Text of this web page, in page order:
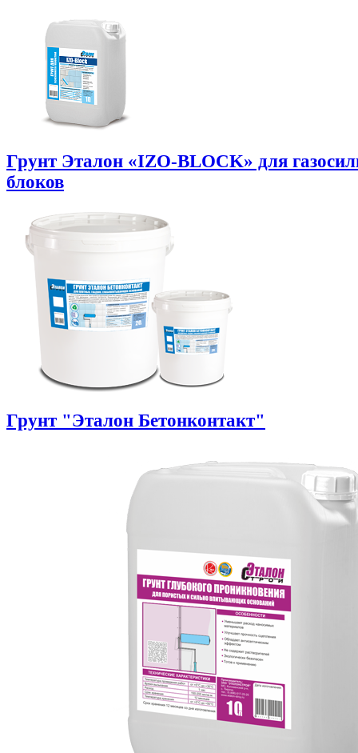
Грунт Эталон «IZO-BLOCK» для
блоков
Грунт "Эталон Бетонконтакт"